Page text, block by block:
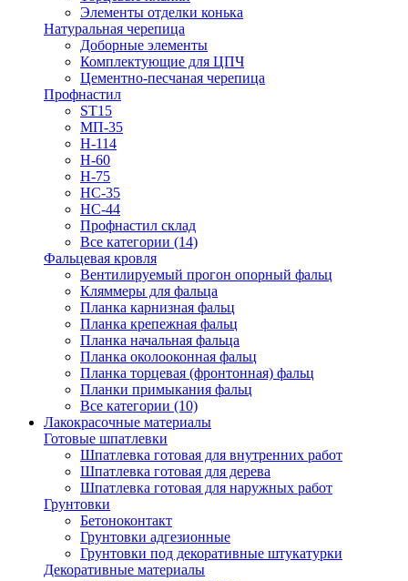
Элементы отделки конька
Натуральная черепица
Доборные элементы
Комплектующие для ЦПЧ
Цементно-песчаная черепица
Профнастил
ST15
МП-35
Н-114
Н-60
Н-75
НС-35
НС-44
Профнастил склад
Все категории (14)
Фальцевая кровля
Вентилируемый прогон опорный фальц
Кляммеры для фальца
Планка карнизная фальц
Планка крепежная фальц
Планка начальная фальца
Планка околооконная фальц
Планка торцевая (фронтонная) фальц
Планки примыкания фальц
Все категории (10)
Лакокрасочные материалы
Готовые шпатлевки
Шпатлевка готовая для внутренних работ
Шпатлевка готовая для дерева
Шпатлевка готовая для наружных работ
Грунтовки
Бетоноконтакт
Грунтовки адгезионные
Грунтовки под декоративные штукатурки
Декоративные материалы